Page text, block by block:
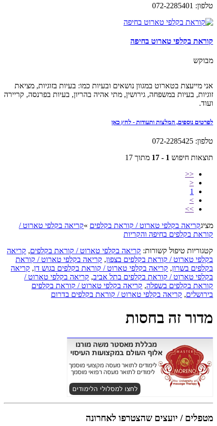
טלפון: 072-2285401
קוראת בקלפי טארוט בחיפה
מבוקש
אני מייעצת בטארוט במגוון נושאים ובעיות כמו: בעיות בזוגיות, מציאת
זוגיות, בעיות במשפחה, גירושין, מתי אהיה בהריון, בעיות בפרנסה, קריירה
ועוד.
לפרטים נוספים, המלצות ותעודות - לחץ כאן
טלפון: 072-2285425
תוצאות חיפוש 1 - 17
מתוך 17
<<
<
1
>
>>
מציגקריאה בקלפי טארוט / קוראת בקלפים »קריאה בקלפי טארוט /
קוראת בקלפים בחיפה והקריות
קטגוריות טיפול קשורות: קריאה בקלפי טארוט / קוראת בקלפים, קריאה
בקלפי טארוט / קוראת בקלפים בצפון, קריאה בקלפי טארוט / קוראת
בקלפים בשרון, קריאה בקלפי טארוט / קוראת בקלפים בגוש דן, קריאה
בקלפי טארוט / קוראת בקלפים בתל אביב, קריאה בקלפי טארוט /
קוראת בקלפים בשפלה, קריאה בקלפי טארוט / קוראת בקלפים
בירושלים, קריאה בקלפי טארוט / קוראת בקלפים בדרום
מדור זה בחסות
מטפלים / יועצים שהצטרפו לאחרונה